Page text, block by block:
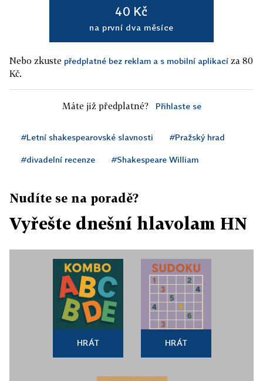
40 Kč
na první dva měsíce
Nebo zkuste předplatné bez reklam a s mobilní aplikací za 80
Kč.
Máte již předplatné? Přihlaste se
#Letní shakespearovské slavnosti #Pražský hrad
#divadelní recenze #Shakespeare William
Nudíte se na poradě?
Vyřešte dnešní hlavolam HN
HRÁT HRÁT